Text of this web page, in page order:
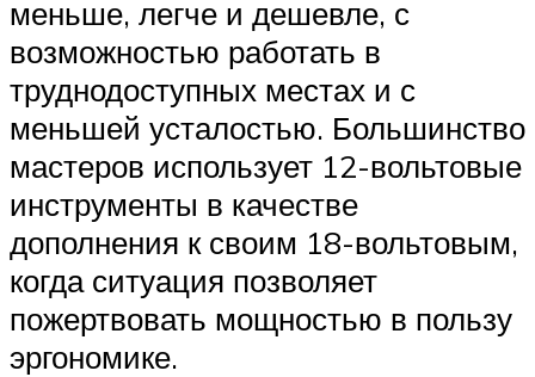
меньше, легче и дешевле, с
возможностью работать в
труднодоступных местах и с
меньшей усталостью. Большинство
мастеров использует 12-вольтовые
инструменты в качестве
дополнения к своим 18-вольтовым,
когда ситуация позволяет
пожертвовать мощностью в пользу
эргономике.